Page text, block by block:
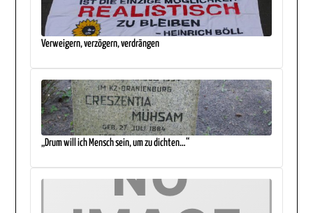
Verweigern, verzögern, verdrängen
„Drum will ich Mensch sein, um zu dichten…“